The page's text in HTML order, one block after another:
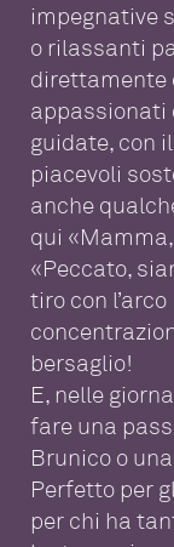
impegnative
o rilassanti
direttamente
appassionati
guidate, con
piacevoli
anche
qui
«Peccato,
tiro con
bersaglio!
E, nelle
fare una
Brunico o
Perfetto per
per chi ha